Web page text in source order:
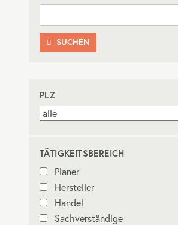
 SUCHEN
PLZ
TÄTIGKEITSBEREICH
Planer
Hersteller
Handel
Sachverständige